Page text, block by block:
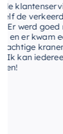
verkeerde
goed met
kwam een
kranen in
iedereen dit